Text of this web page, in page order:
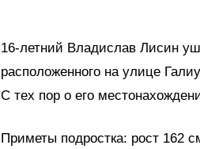
16-летний Владислав Лисин
расположенного на улице
С тех пор о его
Приметы подростка: рост 162